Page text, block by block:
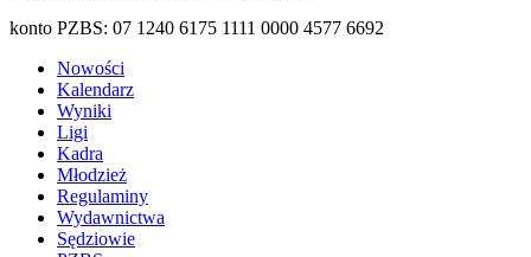
konto PZBS: 07 1240 6175 1111 0000 4577 6692
Nowości
Kalendarz
Wyniki
Ligi
Kadra
Młodzież
Regulaminy
Wydawnictwa
Sędziowie